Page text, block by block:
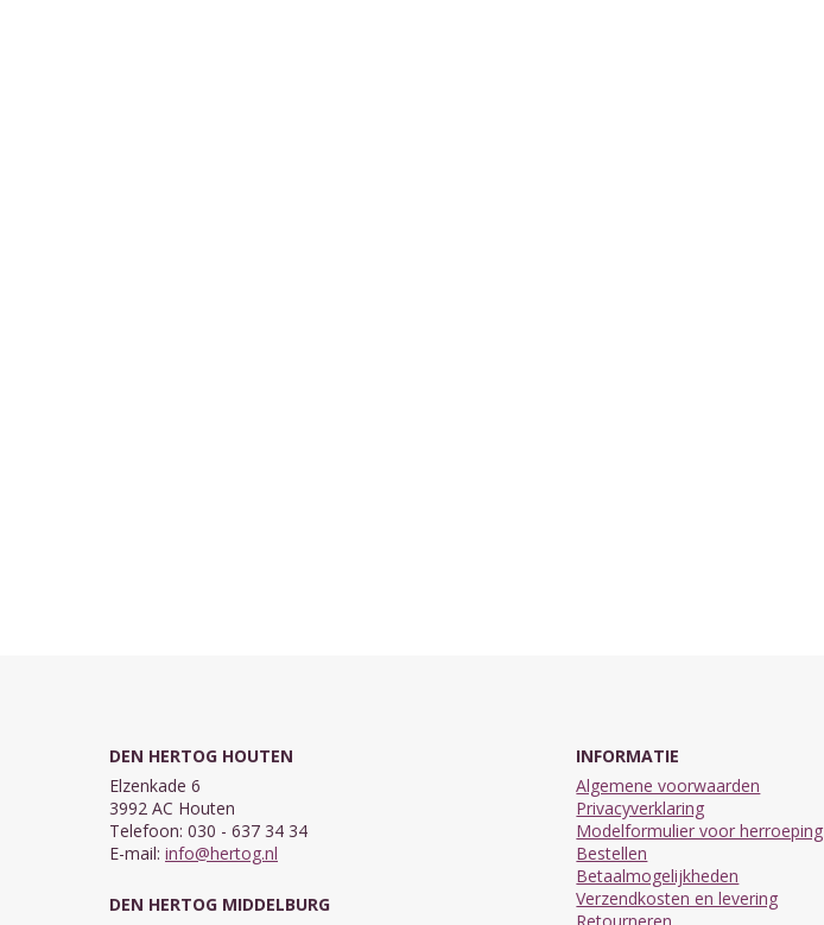
DEN HERTOG HOUTEN
Elzenkade 6
3992 AC Houten
Telefoon: 030 - 637 34 34
E-mail: info@hertog.nl
DEN HERTOG MIDDELBURG
INFORMATIE
Algemene voorwaarden
Privacyverklaring
Modelformulier voor herroeping
Bestellen
Betaalmogelijkheden
Verzendkosten en levering